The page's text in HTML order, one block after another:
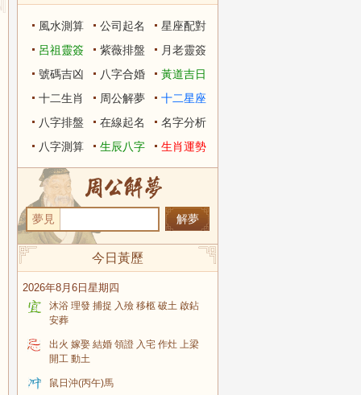
風水測算 公司起名
星座配對
呂祖靈簽
紫薇排盤
月老靈簽
號碼吉凶
八字合婚
黃道吉日
十二生肖
周公解夢
十二星座
八字排盤
在線起名
名字分析
八字測算
生辰八字 生肖運勢
夢見
今日黃歷
2026年8月6日星期四
沐浴 理發 捕捉 入殮 移柩 破土 啟鉆
安葬
出火 嫁娶 結婚 領證 入宅 作灶 上梁
開工 動土
鼠日沖(丙午)馬